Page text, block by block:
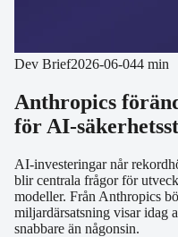
Dev Brief2026-06-044 min
Anthropics
för AI-
AI-investeringar når
blir centrala frågor för
modeller. Från Anthropics
miljardärsatsning visar idag
snabbare än någonsin.